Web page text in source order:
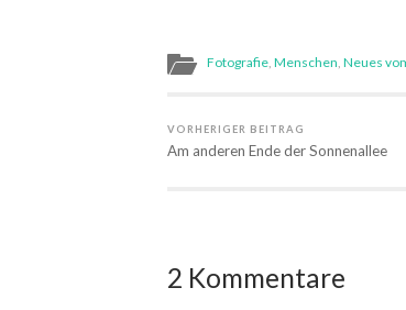
Fotografie Menschen Neues
VORHERIGER BEITRAG
Am anderen Ende der Sonnenallee
2 Kommentare